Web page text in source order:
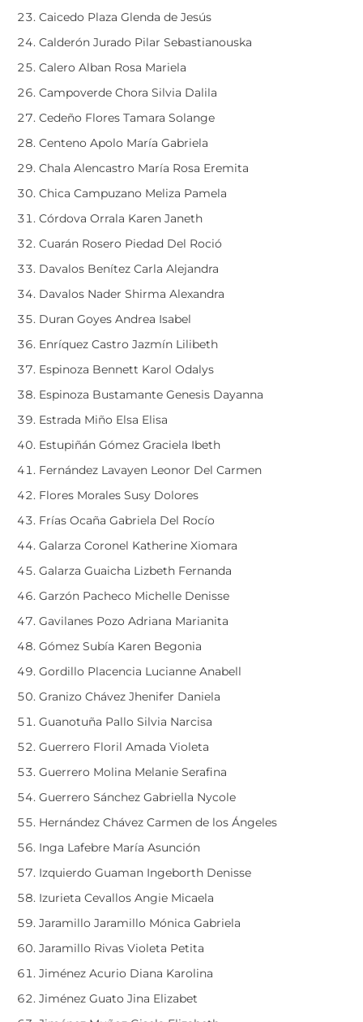
Caicedo Plaza Glenda de Jesús
Calderón Jurado Pilar Sebastianouska
Calero Alban Rosa Mariela
Campoverde Chora Silvia Dalila
Cedeño Flores Tamara Solange
Centeno Apolo María Gabriela
Chala Alencastro María Rosa Eremita
Chica Campuzano Meliza Pamela
Córdova Orrala Karen Janeth
Cuarán Rosero Piedad Del Roció
Davalos Benítez Carla Alejandra
Davalos Nader Shirma Alexandra
Duran Goyes Andrea Isabel
Enríquez Castro Jazmín Lilibeth
Espinoza Bennett Karol Odalys
Espinoza Bustamante Genesis Dayanna
Estrada Miño Elsa Elisa
Estupiñán Gómez Graciela Ibeth
Fernández Lavayen Leonor Del Carmen
Flores Morales Susy Dolores
Frías Ocaña Gabriela Del Rocío
Galarza Coronel Katherine Xiomara
Galarza Guaicha Lizbeth Fernanda
Garzón Pacheco Michelle Denisse
Gavilanes Pozo Adriana Marianita
Gómez Subía Karen Begonia
Gordillo Placencia Lucianne Anabell
Granizo Chávez Jhenifer Daniela
Guanotuña Pallo Silvia Narcisa
Guerrero Floril Amada Violeta
Guerrero Molina Melanie Serafina
Guerrero Sánchez Gabriella Nycole
Hernández Chávez Carmen de los Ángeles
Inga Lafebre María Asunción
Izquierdo Guaman Ingeborth Denisse
Izurieta Cevallos Angie Micaela
Jaramillo Jaramillo Mónica Gabriela
Jaramillo Rivas Violeta Petita
Jiménez Acurio Diana Karolina
Jiménez Guato Jina Elizabet